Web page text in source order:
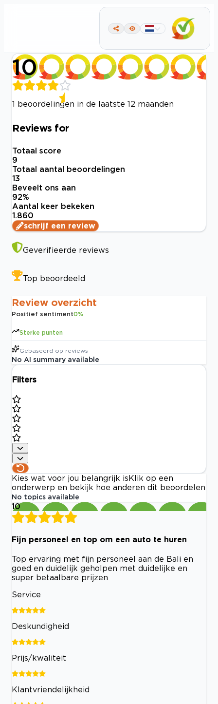
10
1 beoordelingen in de laatste 12 maanden
Reviews for
Totaal score
9
Totaal aantal beoordelingen
13
Beveelt ons aan
92%
Aantal keer bekeken
1.860
schrijf een review
Geverifieerde reviews
Top beoordeeld
Review overzicht
Positief sentiment0%
Sterke punten
Gebaseerd op reviews
No AI summary available
Filters
Kies wat voor jou belangrijk is Klik op een
onderwerp en bekijk hoe anderen dit beoordelen
No topics available
10
Fijn personeel en top om een auto te huren
Top ervaring met fijn personeel aan de Bali en
goed en duidelijk geholpen met duidelijke en
super betaalbare prijzen
Service
Deskundigheid
Prijs/kwaliteit
Klantvriendelijkheid